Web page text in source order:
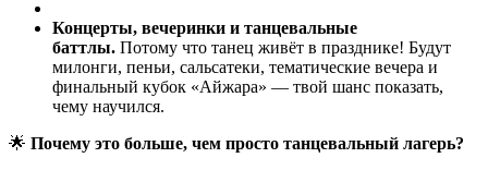
Концерты, вечеринки и танцевальные
баттлы. Потому что танец живёт в празднике! Будут
милонги, пеньи, сальсатеки, тематические вечера и
финальный кубок «Айжара» — твой шанс показать,
чему научился.
🌟 Почему это больше, чем просто танцевальный лагерь?